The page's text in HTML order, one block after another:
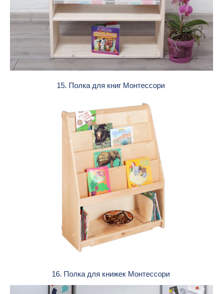
15. Полка для книг Монтессори
16. Полка для книжек Монтессори